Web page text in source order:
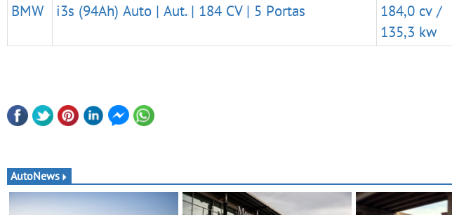
BMW
i3s (94Ah) Auto | Aut. | 184 CV | 5 Portas
184,0 cv /
135,3 kw
AutoNews